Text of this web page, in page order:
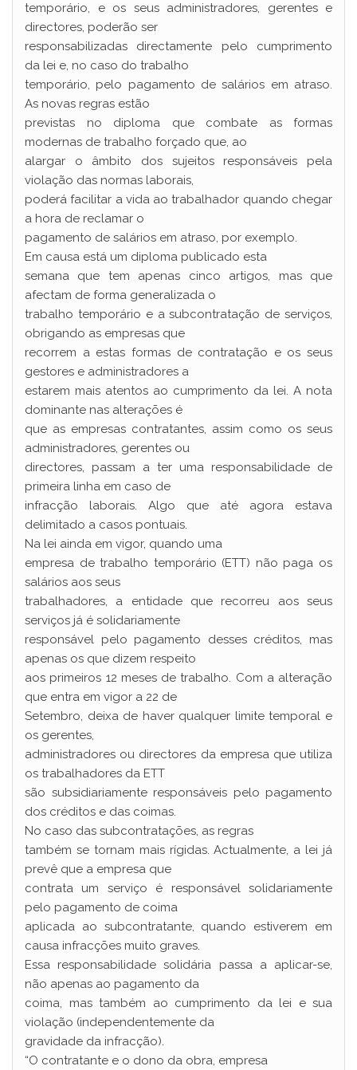
temporário, e os seus administradores, gerentes e
directores, poderão ser
responsabilizadas directamente pelo cumprimento
da lei e, no caso do trabalho
temporário, pelo pagamento de salários em atraso.
As novas regras estão
previstas no diploma que combate as formas
modernas de trabalho forçado que, ao
alargar o âmbito dos sujeitos responsáveis pela
violação das normas laborais,
poderá facilitar a vida ao trabalhador quando chegar
a hora de reclamar o
pagamento de salários em atraso, por exemplo.
Em causa está um diploma publicado esta
semana que tem apenas cinco artigos, mas que
afectam de forma generalizada o
trabalho temporário e a subcontratação de serviços,
obrigando as empresas que
recorrem a estas formas de contratação e os seus
gestores e administradores a
estarem mais atentos ao cumprimento da lei. A nota
dominante nas alterações é
que as empresas contratantes, assim como os seus
administradores, gerentes ou
directores, passam a ter uma responsabilidade de
primeira linha em caso de
infracção laborais. Algo que até agora estava
delimitado a casos pontuais.
Na lei ainda em vigor, quando uma
empresa de trabalho temporário (ETT) não paga os
salários aos seus
trabalhadores, a entidade que recorreu aos seus
serviços já é solidariamente
responsável pelo pagamento desses créditos, mas
apenas os que dizem respeito
aos primeiros 12 meses de trabalho. Com a alteração
que entra em vigor a 22 de
Setembro, deixa de haver qualquer limite temporal e
os gerentes,
administradores ou directores da empresa que utiliza
os trabalhadores da ETT
são subsidiariamente responsáveis pelo pagamento
dos créditos e das coimas.
No caso das subcontratações, as regras
também se tornam mais rígidas. Actualmente, a lei já
prevê que a empresa que
contrata um serviço é responsável solidariamente
pelo pagamento de coima
aplicada ao subcontratante, quando estiverem em
causa infracções muito graves.
Essa responsabilidade solidária passa a aplicar-se,
não apenas ao pagamento da
coima, mas também ao cumprimento da lei e sua
violação (independentemente da
gravidade da infracção).
“O contratante e o dono da obra, empresa